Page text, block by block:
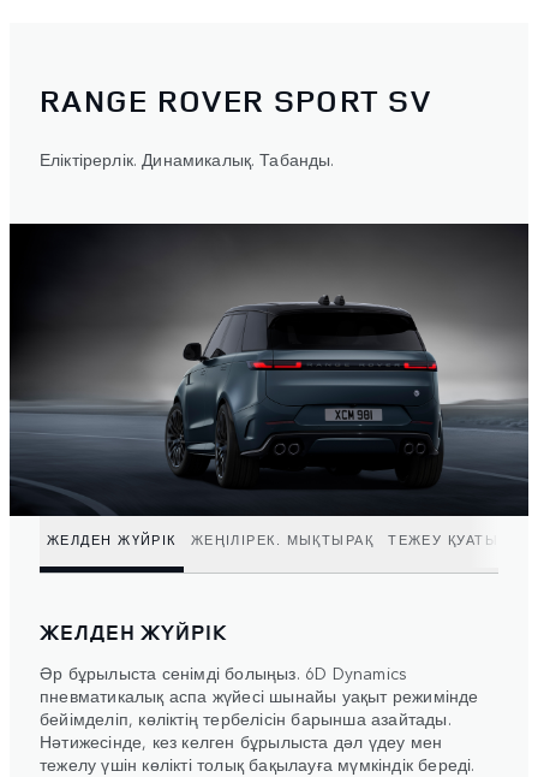
RANGE ROVER SPORT SV
Еліктірерлік. Динамикалық. Табанды.
ЖЕЛДЕН ЖҮЙРІК ЖЕҢІЛІРЕК. МЫҚТЫРАҚ ТЕЖЕУ ҚУАТЫ
ЖЕЛДЕН ЖҮЙРІК
Әр бұрылыста сенімді болыңыз. 6D Dynamics
пневматикалық аспа жүйесі шынайы уақыт режимінде
бейімделіп, көліктің тербелісін барынша азайтады.
Нәтижесінде, кез келген бұрылыста дәл үдеу мен
тежелу үшін көлікті толық бақылауға мүмкіндік береді.